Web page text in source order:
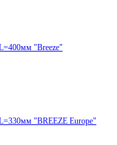
"Breeze"
"BREEZE Europe"